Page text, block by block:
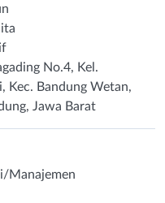
No.4, Kel.
Kec. Bandung Wetan,
Jawa Barat
Manajemen